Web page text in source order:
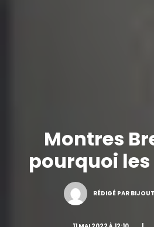
Montres
pourquoi
RÉDIGÉ PAR